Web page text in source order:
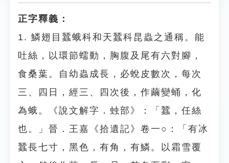
正字釋義：
1. 鱗翅目蠶蛾科和天蠶科昆蟲之通稱。能
吐絲，以環節蠕動，胸腹及尾有六對腳，
食桑葉。自幼蟲成長，必蛻皮數次，每次
三、四日，經三、四次後，作繭變蛹，化
為蛾。《說文解字．䖵部》：「蠶，任絲
也。」晉．王嘉《拾遺記》卷一○：「有冰
蠶長七寸，黑色，有角，有鱗。以霜雪覆